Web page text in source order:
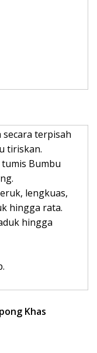
terpisah
tiriskan.
Bumbu
lengkuas,
hingga rata.
hingga
Khas